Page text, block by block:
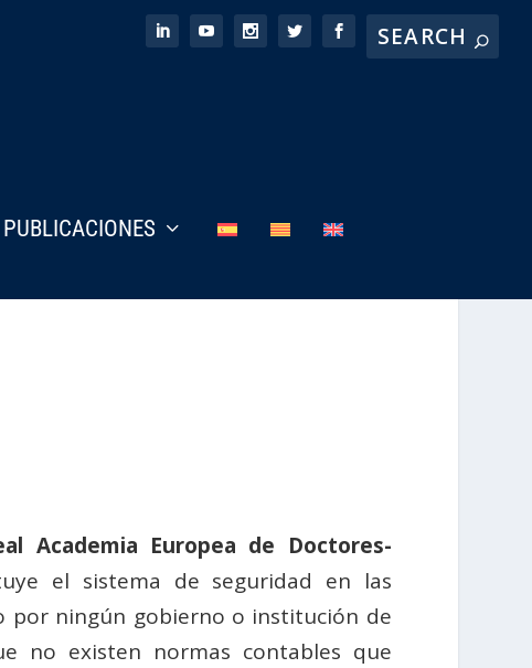
PUBLICACIONES
Academia Europea de Doctores-
el sistema de seguridad en las
por ningún gobierno o institución de
no existen normas contables que